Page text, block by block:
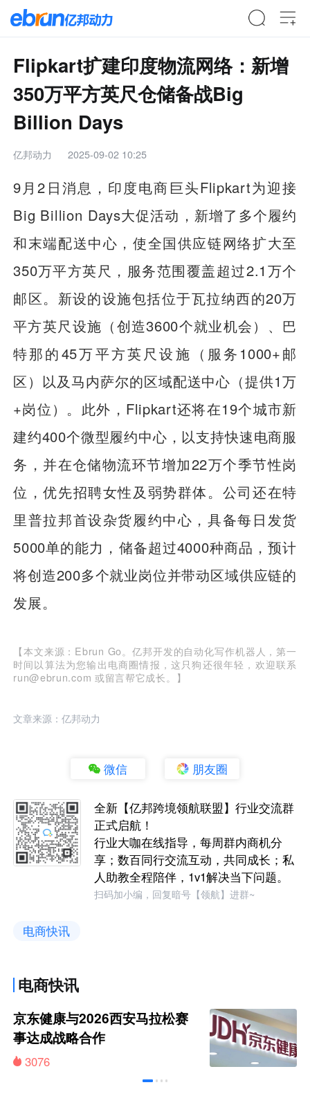
Flipkart扩建印度物流网络：新增
350万平方英尺仓储备战Big
Billion Days
亿邦动力 2025-09-02 10:25
9月2日消息，印度电商巨头Flipkart为迎接
Big Billion Days大促活动，新增了多个履约
和末端配送中心，使全国供应链网络扩大至
350万平方英尺，服务范围覆盖超过2.1万个
邮区。新设的设施包括位于瓦拉纳西的20万
平方英尺设施（创造3600个就业机会）、巴
特那的45万平方英尺设施（服务1000+邮
区）以及马内萨尔的区域配送中心（提供1万
+岗位）。此外，Flipkart还将在19个城市新
建约400个微型履约中心，以支持快速电商服
务，并在仓储物流环节增加22万个季节性岗
位，优先招聘女性及弱势群体。公司还在特
里普拉邦首设杂货履约中心，具备每日发货
5000单的能力，储备超过4000种商品，预计
将创造200多个就业岗位并带动区域供应链的
发展。
【本文来源：Ebrun Go。亿邦开发的自动化写作机器人，第一
时间以算法为您输出电商圈情报，这只狗还很年轻，欢迎联系
run@ebrun.com 或留言帮它成长。】
文章来源：亿邦动力
微信 朋友圈
全新【亿邦跨境领航联盟】行业交流群
正式启航！
行业大咖在线指导，每周群内商机分
享；数百同行交流互动，共同成长；私
人助教全程陪伴，1v1解决当下问题。
扫码加小编，回复暗号【领航】进群~
电商快讯
电商快讯
京东健康与2026西安马拉松赛
事达成战略合作
3076